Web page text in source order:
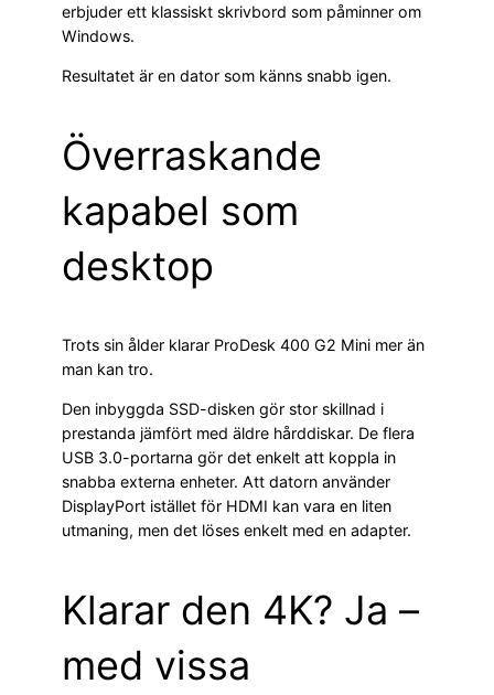
erbjuder ett klassiskt skrivbord som påminner om
Windows.
Resultatet är en dator som känns snabb igen.
Överraskande
kapabel som
desktop
Trots sin ålder klarar ProDesk 400 G2 Mini mer än
man kan tro.
Den inbyggda SSD-disken gör stor skillnad i
prestanda jämfört med äldre hårddiskar. De flera
USB 3.0-portarna gör det enkelt att koppla in
snabba externa enheter. Att datorn använder
DisplayPort istället för HDMI kan vara en liten
utmaning, men det löses enkelt med en adapter.
Klarar den 4K? Ja –
med vissa